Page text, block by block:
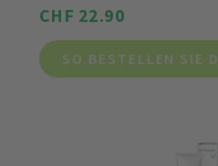
CHF 22.90
SO BESTELLEN SIE